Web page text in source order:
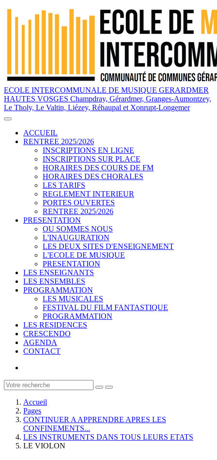
ECOLE INTERCOMMUNALE DE MUSIQUE GERARDMER
HAUTES VOSGES Champdray, Gérardmer, Granges-Aumontzey,
Le Tholy, Le Valtin, Liézey, Réhaupal et Xonrupt-Longemer
ACCUEIL
RENTREE 2025/2026
INSCRIPTIONS EN LIGNE
INSCRIPTIONS SUR PLACE
HORAIRES DES COURS DE FM
HORAIRES DES CHORALES
LES TARIFS
REGLEMENT INTERIEUR
PORTES OUVERTES
RENTREE 2025/2026
PRESENTATION
OU SOMMES NOUS
L'INAUGURATION
LES DEUX SITES D'ENSEIGNEMENT
L'ECOLE DE MUSIQUE
PRESENTATION
LES ENSEIGNANTS
LES ENSEMBLES
PROGRAMMATION
LES MUSICALES
FESTIVAL DU FILM FANTASTIQUE
PROGRAMMATION
LES RESIDENCES
CRESCENDO
AGENDA
CONTACT
Accueil
Pages
CONTINUER A APPRENDRE APRES LES
CONFINEMENTS...
LES INSTRUMENTS DANS TOUS LEURS ETATS
LE VIOLON